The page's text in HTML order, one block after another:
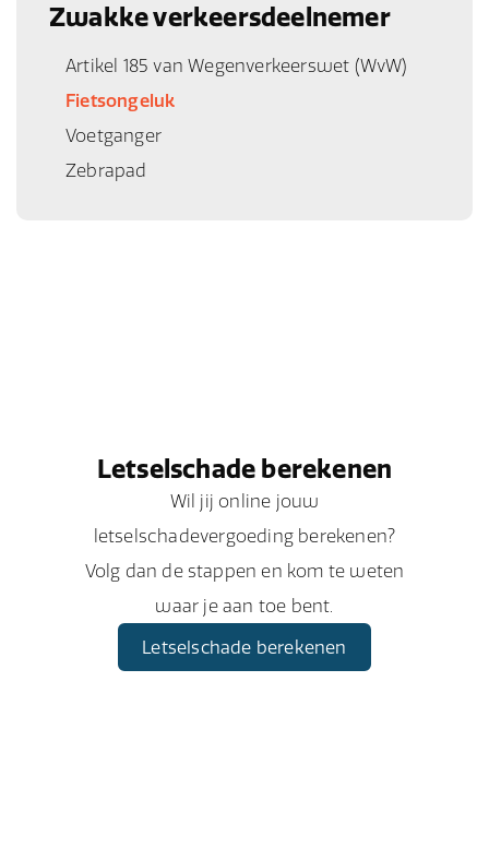
Zwakke verkeersdeelnemer
Artikel 185 van Wegenverkeerswet (WvW)
Fietsongeluk
Voetganger
Zebrapad
Letselschade berekenen
Wil jij online jouw
letselschadevergoeding berekenen?
Volg dan de stappen en kom te weten
waar je aan toe bent.
Letselschade berekenen